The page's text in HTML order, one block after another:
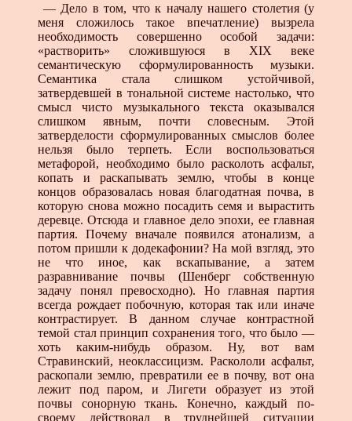
— Дело в том, что к началу нашего столетия (у
меня сложилось такое впечатление) вызрела
необходимость совершенно особой задачи:
«растворить» сложившуюся в XIX веке
семантическую сформулированность музыки.
Семантика стала слишком устойчивой,
затвердевшей в тональной системе настолько, что
смысл чисто музыкального текста оказывался
слишком явным, почти словесным. Этой
затверделости сформулированных смыслов более
нельзя было терпеть. Если воспользоваться
метафорой, необходимо было расколоть асфальт,
копать и раскапывать землю, чтобы в конце
концов образовалась новая благодатная почва, в
которую снова можно посадить семя и вырастить
деревце. Отсюда и главное дело эпохи, ее главная
партия. Почему вначале появился атонализм, а
потом пришли к додекафонии? На мой взгляд, это
не что иное, как вскапывание, а затем
разравнивание почвы (Шенберг собственную
задачу понял превосходно). Но главная партия
всегда рождает побочную, которая так или иначе
контрастирует. В данном случае контрастной
темой стал принцип сохранения того, что было —
хоть каким-нибудь образом. Ну, вот вам
Стравинский, неоклассицизм. Раскололи асфальт,
раскопали землю, превратили ее в почву, вот она
лежит под паром, и Лигети образует из этой
почвы сонорную ткань. Конечно, каждый по-
своему действовал в труднейшей ситуации